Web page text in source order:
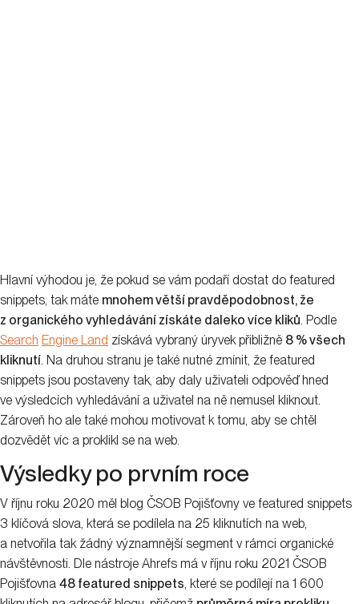
Hlavní výhodou je, že pokud se vám podaří dostat do featured
snippets, tak máte mnohem větší pravděpodobnost, že
z organického vyhledávání získáte daleko více kliků. Podle
Search Engine Land získává vybraný úryvek přibližně 8 % všech
kliknutí. Na druhou stranu je také nutné zmínit, že featured
snippets jsou postaveny tak, aby daly uživateli odpověď hned
ve výsledcích vyhledávání a uživatel na ně nemusel kliknout.
Zároveň ho ale také mohou motivovat k tomu, aby se chtěl
dozvědět víc a proklikl se na web.
Výsledky po prvním roce
V říjnu roku 2020 měl blog ČSOB Pojišťovny ve featured snippets
3 klíčová slova, která se podílela na 25 kliknutích na web,
a netvořila tak žádný významnější segment v rámci organické
návštěvnosti. Dle nástroje Ahrefs má v říjnu roku 2021 ČSOB
Pojišťovna 48 featured snippets, které se podílejí na 1 600